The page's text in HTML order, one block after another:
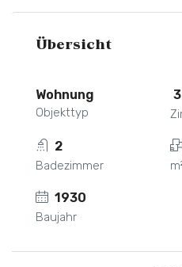
Übersicht
Wohnung
Objekttyp
2
Badezimmer
1930
Baujahr